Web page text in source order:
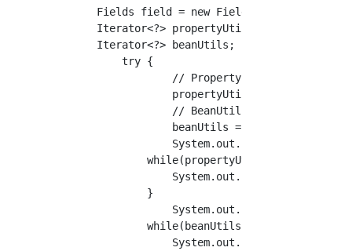
Fields field = new Fields("Champ
    Iterator<?> propertyUtils;
    Iterator<?> beanUtils;
	try {